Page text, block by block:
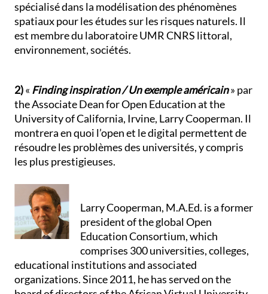
spécialisé dans la modélisation des phénomènes
spatiaux pour les études sur les risques naturels. Il
est membre du laboratoire UMR CNRS littoral,
environnement, sociétés.
2)« Finding inspiration / Un exemple américain» par
the Associate Dean for Open Education at the
University of California, Irvine, Larry Cooperman. Il
montrera en quoi l’open et le digital permettent de
résoudre les problèmes des universités, y compris
les plus prestigieuses.
Larry Cooperman, M.A.Ed. is a former
president of the global Open
Education Consortium, which
comprises 300 universities, colleges,
educational institutions and associated
organizations. Since 2011, he has served on the